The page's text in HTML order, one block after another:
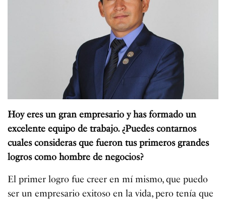
Hoy eres un gran empresario y has formado un
excelente equipo de trabajo. ¿Puedes contarnos
cuales consideras que fueron tus primeros grandes
logros como hombre de negocios?
El primer logro fue creer en mí mismo, que puedo
ser un empresario exitoso en la vida, pero tenía que